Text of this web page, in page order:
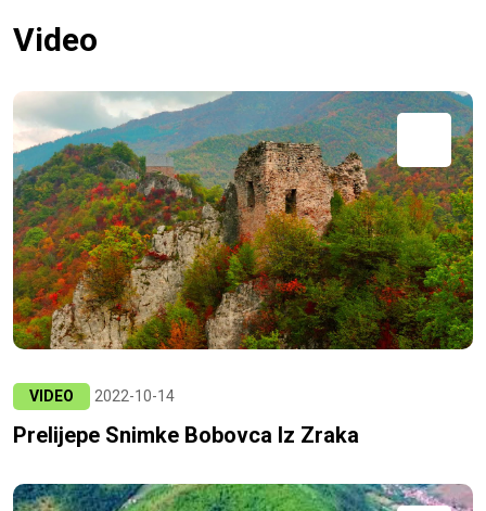
Video
VIDEO 2022-10-14
Prelijepe Snimke Bobovca Iz Zraka